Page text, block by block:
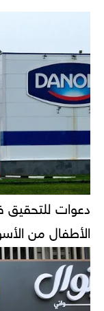
دعوات
الأطفال من